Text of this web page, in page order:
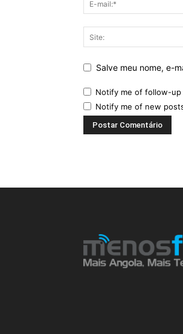
Salve meu nome, e-
Notify me of follow-up
Notify me of new